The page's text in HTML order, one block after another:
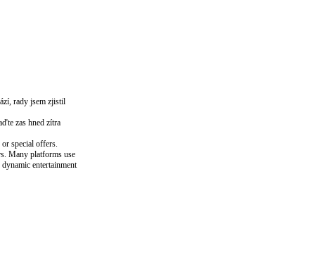
rady jsem zjistil
zas hned zítra
special offers.
Many platforms use
entertainment